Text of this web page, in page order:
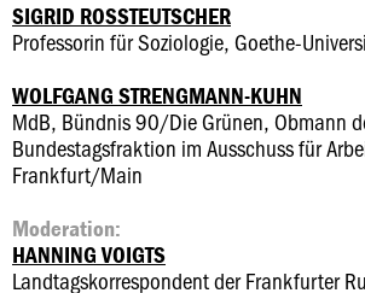
SIGRID ROSSTEUTSCHER
Professorin für Soziologie, Goethe-
WOLFGANG STRENGMANN-KUHN
MdB, Bündnis 90/Die Grünen, Obmann
Bundestagsfraktion im Ausschuss für
Frankfurt/Main
Moderation:
HANNING VOIGTS
Landtagskorrespondent der Frankfurter